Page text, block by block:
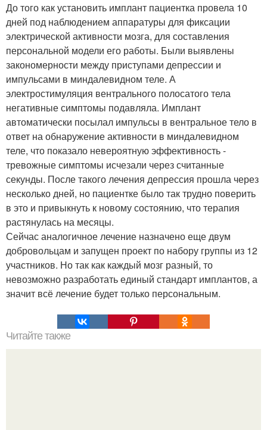
До того как установить имплант пациентка провела 10
дней под наблюдением аппаратуры для фиксации
электрической активности мозга, для составления
персональной модели его работы. Были выявлены
закономерности между приступами депрессии и
импульсами в миндалевидном теле. А
электростимуляция вентрального полосатого тела
негативные симптомы подавляла. Имплант
автоматически посылал импульсы в вентральное тело в
ответ на обнаружение активности в миндалевидном
теле, что показало невероятную эффективность -
тревожные симптомы исчезали через считанные
секунды. После такого лечения депрессия прошла через
несколько дней, но пациентке было так трудно поверить
в это и привыкнуть к новому состоянию, что терапия
растянулась на месяцы.
Сейчас аналогичное лечение назначено еще двум
добровольцам и запущен проект по набору группы из 12
участников. Но так как каждый мозг разный, то
невозможно разработать единый стандарт имплантов, а
значит всё лечение будет только персональным.
Читайте также